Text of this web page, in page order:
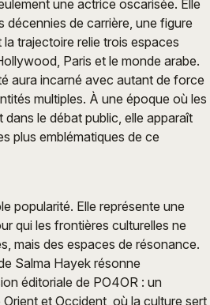
une actrice oscarisée. Elle
décennies de carrière, une figure
trajectoire relie trois espaces
Paris et le monde arabe.
aura incarné avec autant de force
multiples. À une époque où les
dans le débat public, elle apparaît
plus emblématiques de ce
popularité. Elle représente une
qui les frontières culturelles ne
mais des espaces de résonance.
Salma Hayek résonne
éditoriale de PO4OR : un
et Occident, où la culture sert